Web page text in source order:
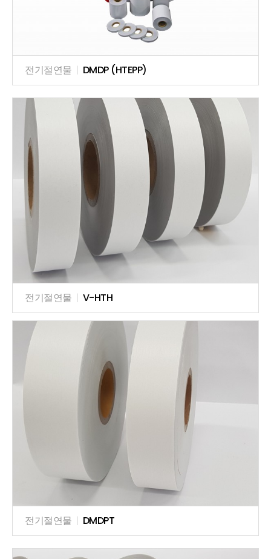
전기절연물 | DMDP (HTEPP)
전기절연물 | V-HTH
전기절연물 | DMDPT